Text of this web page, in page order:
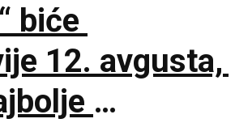
biće
12. avgusta,